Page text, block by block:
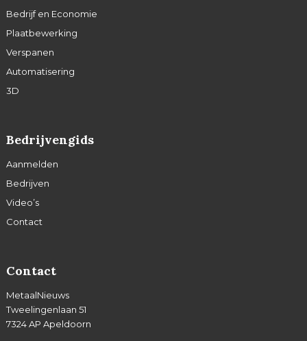
Bedrijf en Economie
Plaatbewerking
Verspanen
Automatisering
3D
Bedrijvengids
Aanmelden
Bedrijven
Video’s
Contact
Contact
MetaalNieuws
Tweelingenlaan 51
7324 AP Apeldoorn